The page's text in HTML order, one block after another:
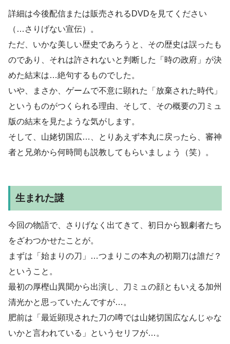
詳細は今後配信または販売されるDVDを見てください
（…さりげない宣伝）。
ただ、いかな美しい歴史であろうと、その歴史は誤ったも
のであり、それは許されないと判断した「時の政府」が決
めた結末は…絶句するものでした。
いや、まさか、ゲームで不意に顕れた「放棄された時代」
というものがつくられる理由、そして、その概要の刀ミュ
版の結末を見たような気がします。
そして、山姥切国広…、とりあえず本丸に戻ったら、審神
者と兄弟から何時間も説教してもらいましょう（笑）。
生まれた謎
今回の物語で、さりげなく出てきて、初日から観劇者たち
をざわつかせたことが。
まずは「始まりの刀」…つまりこの本丸の初期刀は誰だ？
ということ。
最初の厚樫山異聞から出演し、刀ミュの顔ともいえる加州
清光かと思っていたんですが…。
肥前は「最近顕現された刀の噂では山姥切国広なんじゃな
いかと言われている」というセリフが…。